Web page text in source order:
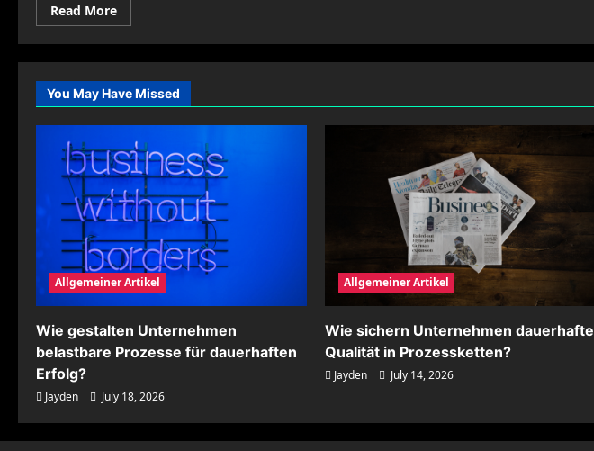
Read MoreRead
more
Moderne
Mediengestaltung
kreative
Inhalte
entwickeln
You May Have Missed
Allgemeiner Artikel
Wie gestalten Unternehmen
belastbare Prozesse für dauerhaften
Erfolg?
Jayden July 18, 2026
Allgemeiner Artikel
Wie sichern Unternehmen dauerhafte
Qualität in Prozessketten?
Jayden July 14, 2026